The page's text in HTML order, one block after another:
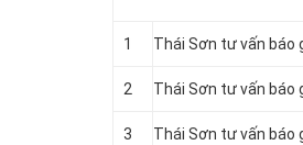
1 Thái Sơn tư vấn báo
2 Thái Sơn tư vấn báo
3 Thái Sơn tư vấn báo